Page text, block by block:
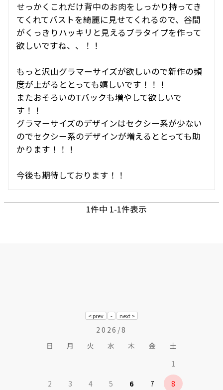
せっかくこれだけ背中のお肉をしっかり持ってき
てくれてバストを綺麗に見せてくれるので、谷間
がくっきりハッキリと見えるブラタイプを作って
欲しいですね、、！！
もっと沢山グラマーサイズが欲しいので新作の頻
度が上がるととっても嬉しいです！！！
またおそろいのTバックも増やして欲しいで
す！！
グラマーサイズのデザインはセクシー系が少ない
のでセクシー系のデザインが増えるととっても助
かります！！！
1件中 1-1件表示
2026/8
日
月 火 水 木 金
土
1
2
3 4 5 6 7
8